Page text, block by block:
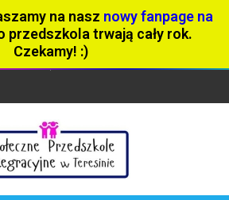
na nasz nowy fanpage na
przedszkola trwają cały rok.
Czekamy! :)